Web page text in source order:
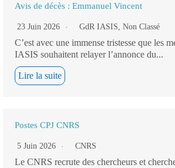
Avis de décès : Emmanuel Vincent
23 Juin 2026 GdR IASIS, Non Classé
C’est avec une immense tristesse que les
IASIS souhaitent relayer l’annonce du...
Lire la suite
Postes CPJ CNRS
5 Juin 2026 CNRS
Le CNRS recrute des chercheurs et